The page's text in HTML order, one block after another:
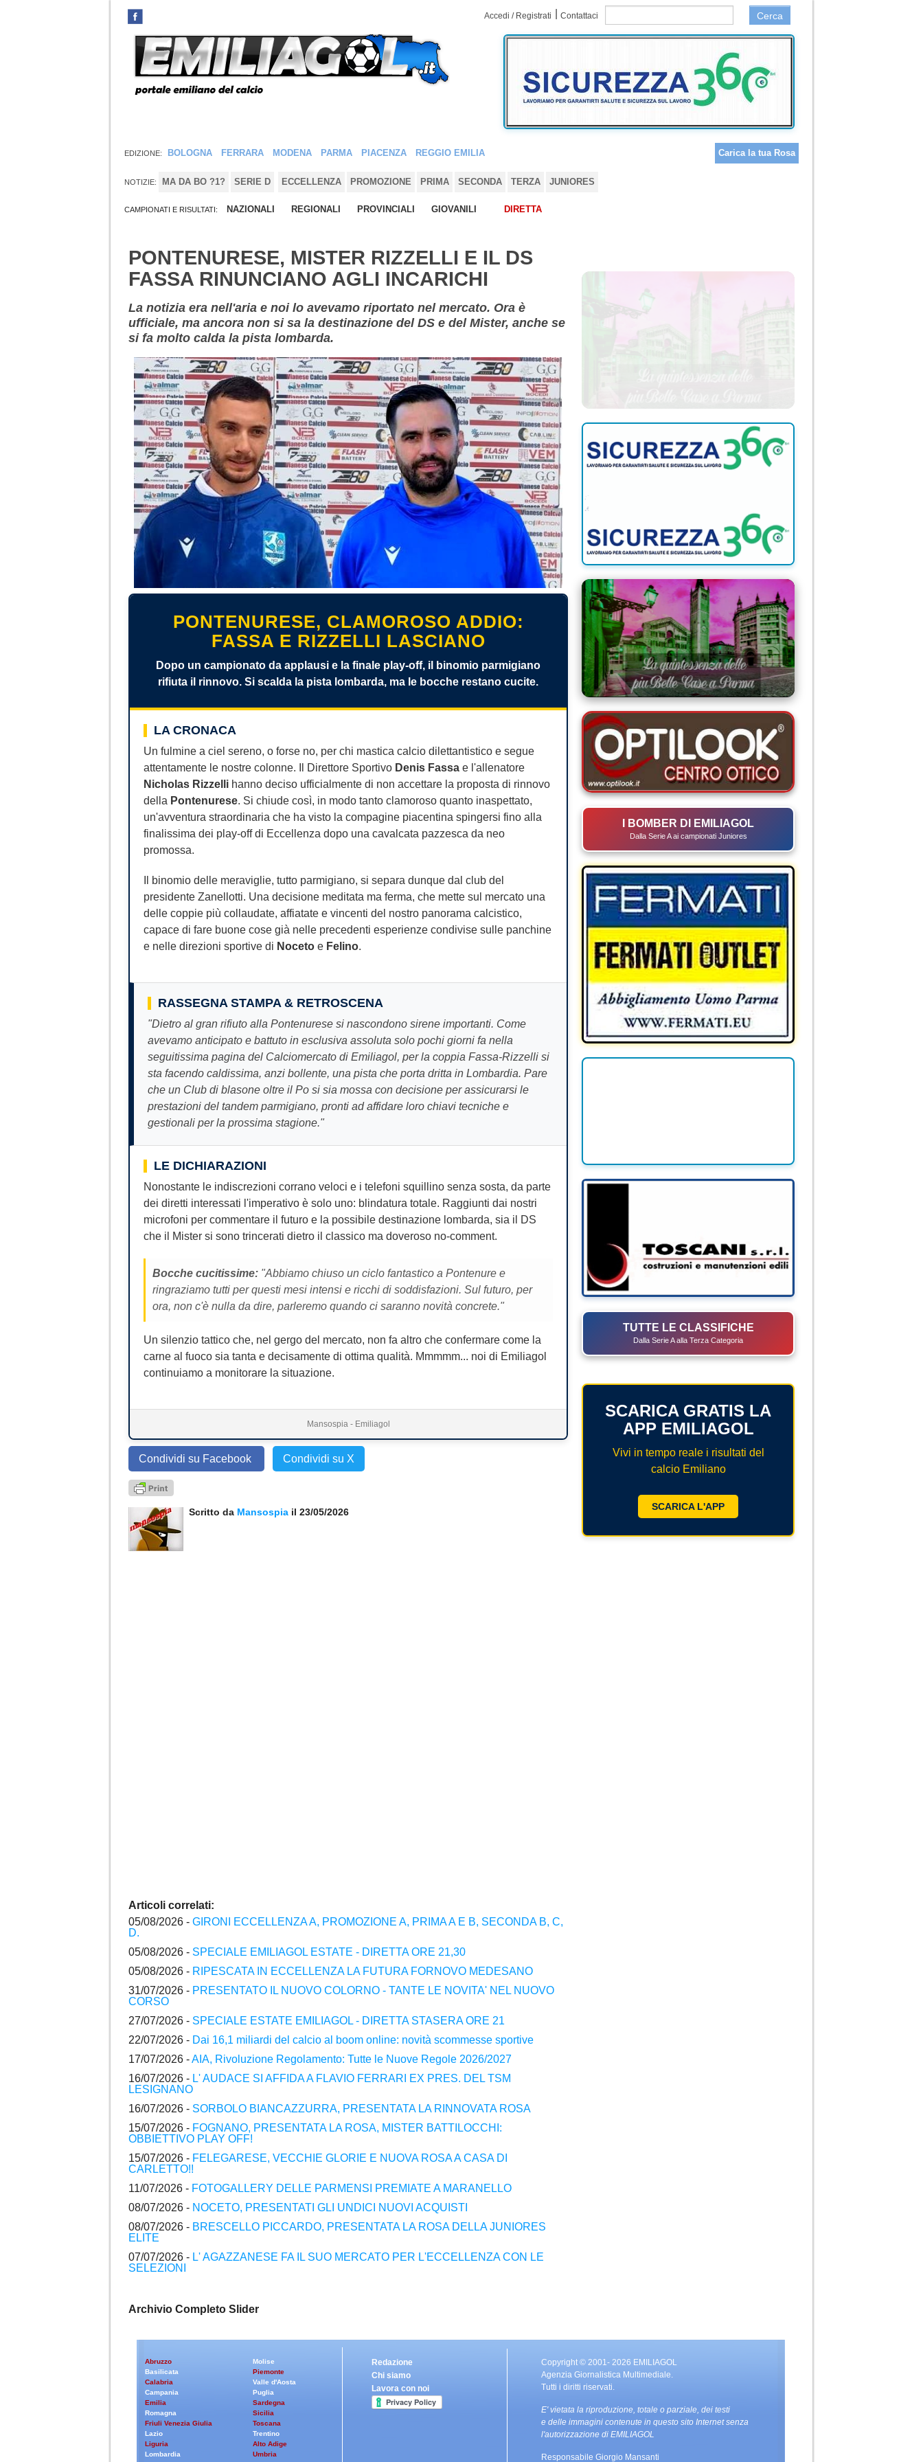
Accedi / Registrati Contattaci Cerca
EDIZIONE: BOLOGNA FERRARA MODENA PARMA PIACENZA REGGIO EMILIA Carica la tua Rosa
NOTIZIE: MA DA BO ?1? SERIE D ECCELLENZA PROMOZIONE PRIMA SECONDA TERZA JUNIORES
CAMPIONATI E RISULTATI: NAZIONALI REGIONALI PROVINCIALI GIOVANILI DIRETTA
PONTENURESE, MISTER RIZZELLI E IL DS
FASSA RINUNCIANO AGLI INCARICHI
La notizia era nell'aria e noi lo avevamo riportato nel mercato. Ora è
ufficiale, ma ancora non si sa la destinazione del DS e del Mister, anche se
si fa molto calda la pista lombarda.
PONTENURESE, CLAMOROSO ADDIO:
FASSA E RIZZELLI LASCIANO
Dopo un campionato da applausi e la finale play-off, il binomio parmigiano
rifiuta il rinnovo. Si scalda la pista lombarda, ma le bocche restano cucite.
LA CRONACA
Un fulmine a ciel sereno, o forse no, per chi mastica calcio dilettantistico e segue
attentamente le nostre colonne. Il Direttore Sportivo Denis Fassa e l'allenatore
Nicholas Rizzelli hanno deciso ufficialmente di non accettare la proposta di rinnovo
della Pontenurese. Si chiude così, in modo tanto clamoroso quanto inaspettato,
un'avventura straordinaria che ha visto la compagine piacentina spingersi fino alla
finalissima dei play-off di Eccellenza dopo una cavalcata pazzesca da neo
promossa.
Il binomio delle meraviglie, tutto parmigiano, si separa dunque dal club del
presidente Zanellotti. Una decisione meditata ma ferma, che mette sul mercato una
delle coppie più collaudate, affiatate e vincenti del nostro panorama calcistico,
capace di fare buone cose già nelle precedenti esperienze condivise sulle panchine
e nelle direzioni sportive di Noceto e Felino.
RASSEGNA STAMPA & RETROSCENA
"Dietro al gran rifiuto alla Pontenurese si nascondono sirene importanti. Come
avevamo anticipato e battuto in esclusiva assoluta solo pochi giorni fa nella
seguitissima pagina del Calciomercato di Emiliagol, per la coppia Fassa-Rizzelli si
sta facendo caldissima, anzi bollente, una pista che porta dritta in Lombardia. Pare
che un Club di blasone oltre il Po si sia mossa con decisione per assicurarsi le
prestazioni del tandem parmigiano, pronti ad affidare loro chiavi tecniche e
gestionali per la prossima stagione."
LE DICHIARAZIONI
Nonostante le indiscrezioni corrano veloci e i telefoni squillino senza sosta, da parte
dei diretti interessati l'imperativo è solo uno: blindatura totale. Raggiunti dai nostri
microfoni per commentare il futuro e la possibile destinazione lombarda, sia il DS
che il Mister si sono trincerati dietro il classico ma doveroso no-comment.
Bocche cucitissime: "Abbiamo chiuso un ciclo fantastico a Pontenure e
ringraziamo tutti per questi mesi intensi e ricchi di soddisfazioni. Sul futuro, per
ora, non c'è nulla da dire, parleremo quando ci saranno novità concrete."
Un silenzio tattico che, nel gergo del mercato, non fa altro che confermare come la
carne al fuoco sia tanta e decisamente di ottima qualità. Mmmmm... noi di Emiliagol
continuiamo a monitorare la situazione.
Mansospia - Emiliagol
Condividi su Facebook Condividi su X
Scritto da Mansospia il 23/05/2026
Articoli correlati:
05/08/2026 - GIRONI ECCELLENZA A, PROMOZIONE A, PRIMA A E B, SECONDA B, C,
D.
05/08/2026 - SPECIALE EMILIAGOL ESTATE - DIRETTA ORE 21,30
05/08/2026 - RIPESCATA IN ECCELLENZA LA FUTURA FORNOVO MEDESANO
31/07/2026 - PRESENTATO IL NUOVO COLORNO - TANTE LE NOVITA' NEL NUOVO
CORSO
27/07/2026 - SPECIALE ESTATE EMILIAGOL - DIRETTA STASERA ORE 21
22/07/2026 - Dai 16,1 miliardi del calcio al boom online: novità scommesse sportive
17/07/2026 -AIA, Rivoluzione Regolamento: Tutte le Nuove Regole 2026/2027
16/07/2026 - L' AUDACE SI AFFIDA A FLAVIO FERRARI EX PRES. DEL TSM
LESIGNANO
16/07/2026 - SORBOLO BIANCAZZURRA, PRESENTATA LA RINNOVATA ROSA
15/07/2026 - FOGNANO, PRESENTATA LA ROSA, MISTER BATTILOCCHI:
OBBIETTIVO PLAY OFF!
15/07/2026 - FELEGARESE, VECCHIE GLORIE E NUOVA ROSA A CASA DI
CARLETTO!!
11/07/2026 - FOTOGALLERY DELLE PARMENSI PREMIATE A MARANELLO
08/07/2026 - NOCETO, PRESENTATI GLI UNDICI NUOVI ACQUISTI
08/07/2026 - BRESCELLO PICCARDO, PRESENTATA LA ROSA DELLA JUNIORES
ELITE
07/07/2026 - L' AGAZZANESE FA IL SUO MERCATO PER L'ECCELLENZA CON LE
SELEZIONI
Archivio Completo Slider
I BOMBER DI EMILIAGOL
Dalla Serie A ai campionati Juniores
TUTTE LE CLASSIFICHE
Dalla Serie A alla Terza Categoria
SCARICA GRATIS LA
APP EMILIAGOL
Vivi in tempo reale i risultati del
calcio Emiliano
SCARICA L'APP
Abruzzo
Basilicata
Calabria
Campania
Emilia
Romagna
Friuli Venezia Giulia
Lazio
Liguria
Lombardia
Molise
Piemonte
Valle d'Aosta
Puglia
Sardegna
Sicilia
Toscana
Trentino
Alto Adige
Umbria
Redazione
Chi siamo
Lavora con noi
Copyright © 2001- 2026 EMILIAGOL
Agenzia Giornalistica Multimediale.
Tutti i diritti riservati.
E' vietata la riproduzione, totale o parziale, dei testi
e delle immagini contenute in questo sito Internet senza
l'autorizzazione di EMILIAGOL
Responsabile Giorgio Mansanti